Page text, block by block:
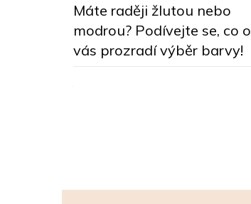
Máte raději žlutou nebo
modrou? Podívejte se, co o
vás prozradí výběr barvy!